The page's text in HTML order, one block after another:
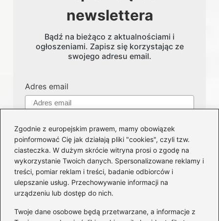
Zgodnie z europejskim prawem, mamy obowiązek
poinformować Cię jak działają pliki "cookies", czyli tzw.
ciasteczka. W dużym skrócie witryna prosi o zgodę na
wykorzystanie Twoich danych. Spersonalizowane reklamy i
treści, pomiar reklam i treści, badanie odbiorców i
ulepszanie usług. Przechowywanie informacji na
urządzeniu lub dostęp do nich.
Twoje dane osobowe będą przetwarzane, a informacje z
newslettera
Bądź na bieżąco z aktualnościami i
ogłoszeniami. Zapisz się korzystając ze
swojego adresu email.
Adres email
Kategorie
Części i serwis
(124)